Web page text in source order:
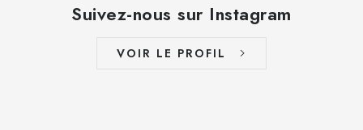
Suivez-nous sur Instagram
VOIR LE PROFIL